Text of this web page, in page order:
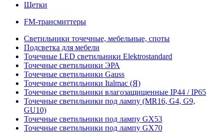
Щетки
FM-трансмиттеры
Светильники точечные, мебельные, споты
Подсветка для мебели
Точечные LED светильники Elektrostandard
Точечные светильники ЭРА
Точечные светильники Gauss
Точечные светильники Italmac (Я)
Точечные светильники влагозащищенные IP44 / IP65
Точечные светильники под лампу (MR16, G4, G9,
GU10)
Точечные светильники под лампу GX53
Точечные светильники под лампу GX70